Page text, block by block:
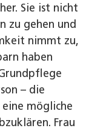
Sie ist nicht
zu gehen und
nimmt zu,
haben
– die
mögliche
Frau